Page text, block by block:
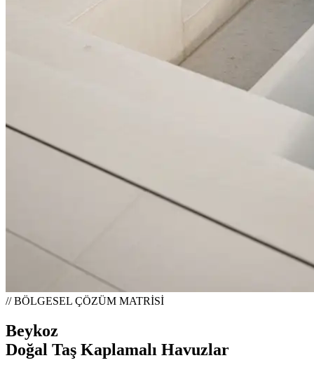
// BÖLGESEL ÇÖZÜM MATRİSİ
Beykoz
Doğal Taş Kaplamalı Havuzlar